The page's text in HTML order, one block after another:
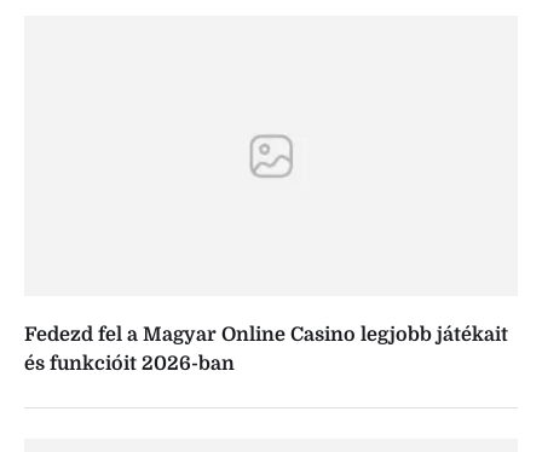
Fedezd fel a Magyar Online Casino legjobb játékait
és funkcióit 2026-ban